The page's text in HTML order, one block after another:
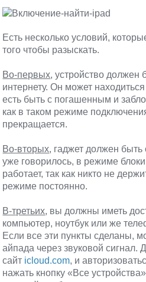
Есть несколько условий,
того чтобы разыскать.
Во-первых, устройство должен
интернету. Он может
есть быть с погашенным и
как в таком режиме
прекращается.
Во-вторых, гаджет должен быть
уже говорилось, в режиме
работает, так как никто не
режиме постоянно.
В-третьих, вы должны иметь
компьютер, ноутбук или же
Если все эти пункты сделаны,
айпада через звуковой сигнал.
сайт icloud.com, и
нажать кнопку «Все